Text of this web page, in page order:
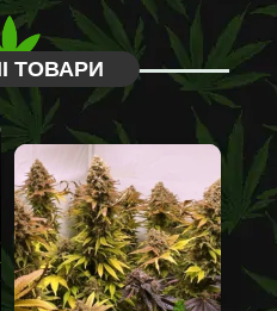
ТОВАРИ